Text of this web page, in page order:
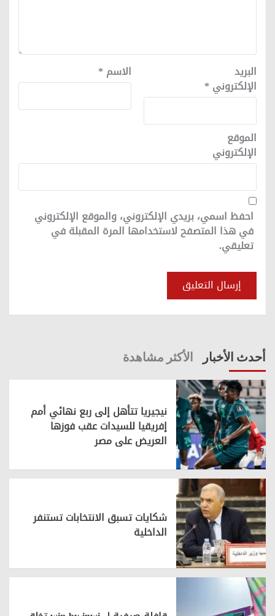
الاسم * البريد
الإلكتروني *
الموقع
الإلكتروني
احفظ اسمي، بريدي الإلكتروني، والموقع الإلكتروني
في هذا المتصفح لاستخدامها المرة المقبلة في
تعليقي.
أحدث الأخبار الأكثر مشاهدة
نيجيريا تتأهل إلى ربع نهائي أمم
إفريقيا للسيدات عقب فوزها
العريض على مصر
شكايات تسبق الانتخابات تستنفر
الداخلية